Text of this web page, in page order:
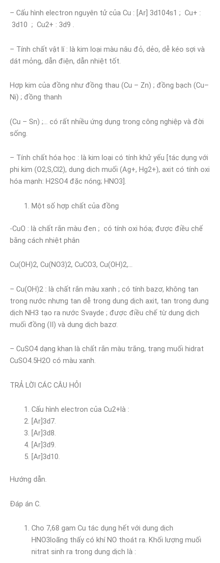
– Cấu hình electron nguyên tử của Cu : [Ar] 3d104s1 ; Cu+ :
3d10 ; Cu2+ : 3d9 .
– Tính chất vật lí : là kim loại màu nâu đỏ, dẻo, dễ kéo sợi và
dát mỏng, dẫn điện, dẫn nhiệt tốt.
Hợp kim của đồng như đồng thau (Cu – Zn) ; đồng bạch (Cu–
Ni) ; đồng thanh
(Cu – Sn) ;… có rất nhiều ứng dụng trong công nghiệp và đời
sống.
– Tính chất hóa học : là kim loại có tính khử yếu [tác dụng với
phi kim (O2,S,Cl­2), dung dịch muối (Ag+, Hg2+), axit có tính oxi
hóa mạnh: H2SO4 đặc nóng; HNO3].
Một số hợp chất của đồng
-CuO : là chất rắn màu đen ; có tính oxi hóa; được điều chế
bằng cách nhiệt phân
Cu(OH)2, Cu(NO3)2, CuCO3, Cu(OH)2,…
– Cu(OH)2 : là chất rắn màu xanh ; có tính bazơ, không tan
trong nước nhưng tan dễ trong dung dịch axit, tan trong dung
dịch NH3 tạo ra nước Svayde ; được điều chế từ dung dịch
muối đồng (II) và dung dịch bazơ.
– CuSO4 dạng khan là chất rắn màu trắng, trạng muối hidrat
CuSO4.5H2O có màu xanh.
TRẢ LỜI CÁC CÂU HỎI
Cấu hình electron của Cu2+là :
[Ar]3d7.
[Ar]3d8.
[Ar]3d9.
[Ar]3d10.
Hướng dẫn.
Đáp án C.
Cho 7,68 gam Cu tác dụng hết với dung dịch
HNO3loãng thấy có khí NO thoát ra. Khối lượng muối
nitrat sinh ra trong dung dịch là :